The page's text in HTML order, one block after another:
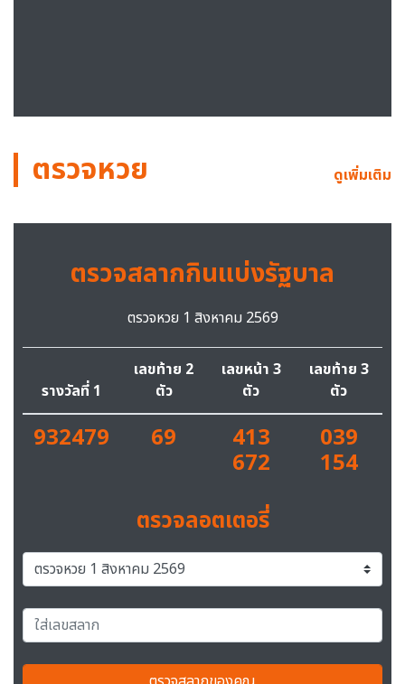
ตรวจหวย ดูเพิ่มเติม
ตรวจสลากกินแบ่งรัฐบาล
ตรวจหวย 1 สิงหาคม 2569
รางวัลที่ 1
เลขท้าย 2
ตัว
เลขหน้า 3
ตัว
เลขท้าย 3
ตัว
932479 69 413
672
039
154
ตรวจลอตเตอรี่